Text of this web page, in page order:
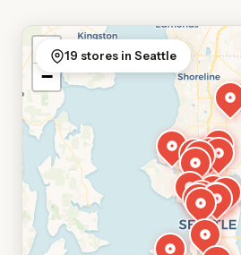
+
−
19 stores in Seattle